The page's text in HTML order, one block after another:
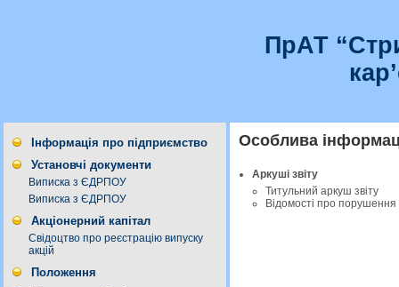
ПрАТ
Інформація про підприємство
Установчі документи
Виписка з ЄДРПОУ
Виписка з ЄДРПОУ
Акціонерний капітал
Свідоцтво про реєстрацію випуску
акцій
Положення
Особлива
Аркуші звіту
Титульний аркуш звіту
Відомості про